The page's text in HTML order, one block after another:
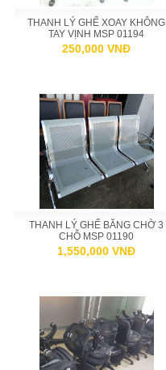
THANH LÝ GHẾ XOAY KHÔNG
TAY VỊNH MSP 01194
250,000 VNĐ
THANH LÝ GHẾ BĂNG CHỜ 3
CHỖ MSP 01190
1,550,000 VNĐ